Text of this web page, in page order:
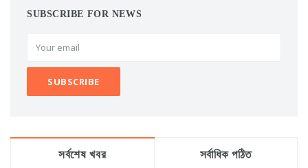
SUBSCRIBE FOR NEWS
সর্বশেষ খবর সর্বাধিক পঠিত